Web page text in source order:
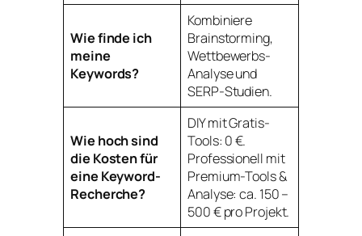
Wie finde ich
meine
Keywords?
Kombiniere
Brainstorming,
Wettbewerbs-
Analyse und
SERP-Studien.
Wie hoch sind
die Kosten für
eine Keyword-
Recherche?
DIY mit Gratis-
Tools: 0 €.
Professionell mit
Premium-Tools &
Analyse: ca. 150 –
500 € pro Projekt.